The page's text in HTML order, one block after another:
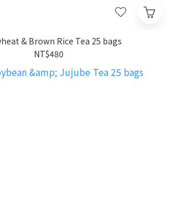
& Brown Rice Tea 25 bags
NT$480